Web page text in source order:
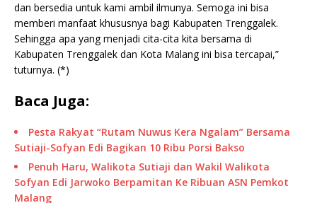
dan bersedia untuk kami ambil ilmunya. Semoga ini bisa
memberi manfaat khususnya bagi Kabupaten Trenggalek.
Sehingga apa yang menjadi cita-cita kita bersama di
Kabupaten Trenggalek dan Kota Malang ini bisa tercapai,”
tuturnya. (*)
Baca Juga:
Pesta Rakyat “Rutam Nuwus Kera Ngalam” Bersama
Sutiaji-Sofyan Edi Bagikan 10 Ribu Porsi Bakso
Penuh Haru, Walikota Sutiaji dan Wakil Walikota
Sofyan Edi Jarwoko Berpamitan Ke Ribuan ASN Pemkot
Malang